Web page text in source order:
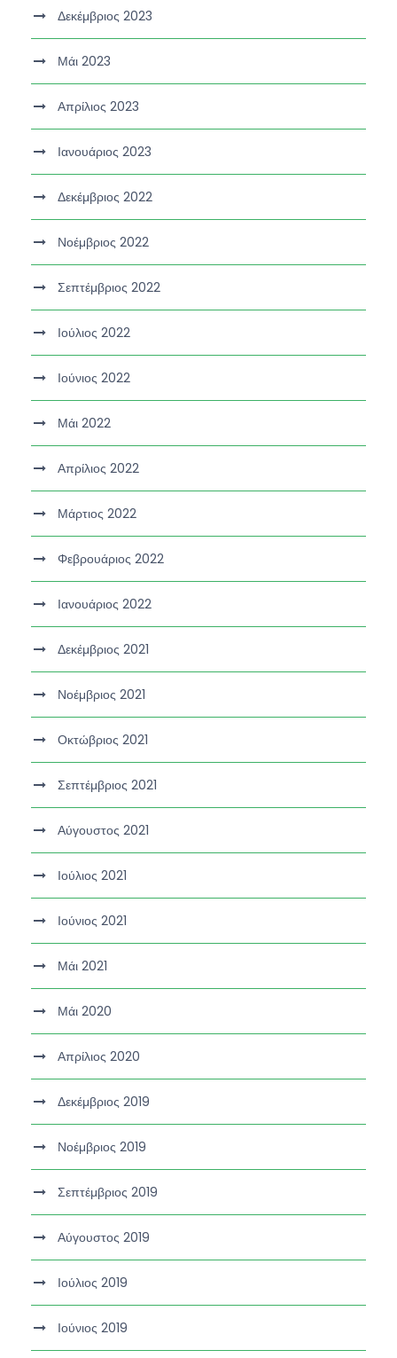
Δεκέμβριος 2023
Μάι 2023
Απρίλιος 2023
Ιανουάριος 2023
Δεκέμβριος 2022
Νοέμβριος 2022
Σεπτέμβριος 2022
Ιούλιος 2022
Ιούνιος 2022
Μάι 2022
Απρίλιος 2022
Μάρτιος 2022
Φεβρουάριος 2022
Ιανουάριος 2022
Δεκέμβριος 2021
Νοέμβριος 2021
Οκτώβριος 2021
Σεπτέμβριος 2021
Αύγουστος 2021
Ιούλιος 2021
Ιούνιος 2021
Μάι 2021
Μάι 2020
Απρίλιος 2020
Δεκέμβριος 2019
Νοέμβριος 2019
Σεπτέμβριος 2019
Αύγουστος 2019
Ιούλιος 2019
Ιούνιος 2019